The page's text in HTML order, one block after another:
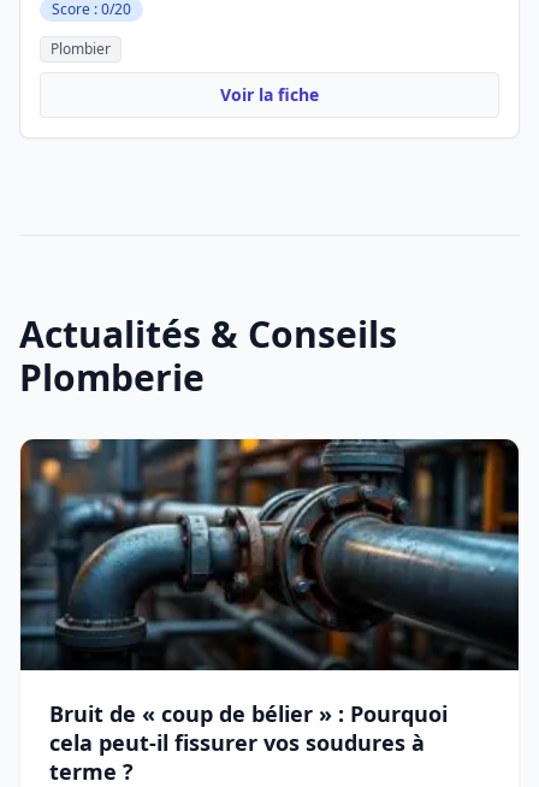
Score : 0/20
Plombier
Voir la fiche
Actualités & Conseils
Plomberie
Bruit de « coup de bélier » : Pourquoi
cela peut-il fissurer vos soudures à
terme ?